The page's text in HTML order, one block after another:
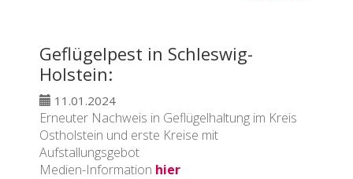
Geflügelpest in Schleswig-
Holstein:
11.01.2024
Erneuter Nachweis in Geflügelhaltung im Kreis
Ostholstein und erste Kreise mit
Aufstallungsgebot
Medien-Information hier